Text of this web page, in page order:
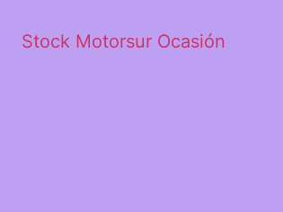
Stock Motorsur Ocasión